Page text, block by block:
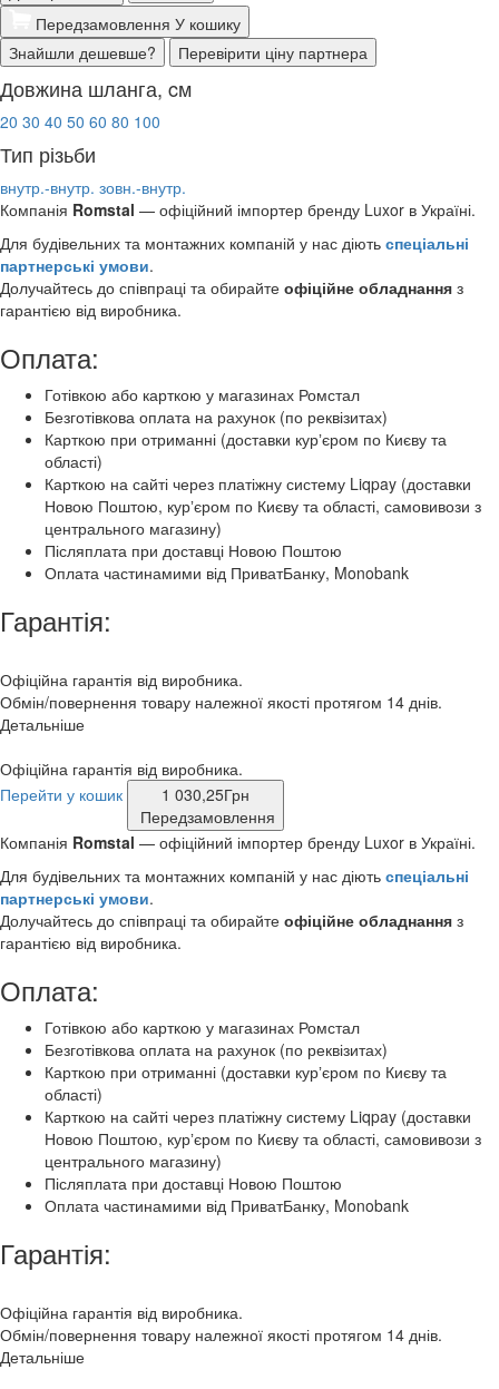
Передзамовлення У кошику
Знайшли дешевше?
Перевірити ціну партнера
Довжина шланга, cм
20 30 40 50 60 80 100
Тип різьби
внутр.-внутр. зовн.-внутр.
Компанія Romstal — офіційний імпортер бренду Luxor в Україні.
Для будівельних та монтажних компаній у нас діють спеціальні
партнерські умови.
Долучайтесь до співпраці та обирайте офіційне обладнання з
гарантією від виробника.
Оплата:
Готівкою або карткою у магазинах Ромстал
Безготівкова оплата на рахунок (по реквізитах)
Карткою при отриманні (доставки курʼєром по Києву та
області)
Карткою на сайті через платіжну систему Liqpay (доставки
Новою Поштою, курʼєром по Києву та області, самовивози з
центрального магазину)
Післяплата при доставці Новою Поштою
Оплата частинамими від ПриватБанку, Monobank
Гарантія:
Офіційна гарантія від виробника.
Обмін/повернення товару належної якості протягом 14 днів.
Детальніше
Офіційна гарантія від виробника.
Перейти у кошик
1 030,25Грн
Передзамовлення
Компанія Romstal — офіційний імпортер бренду Luxor в Україні.
Для будівельних та монтажних компаній у нас діють спеціальні
партнерські умови.
Долучайтесь до співпраці та обирайте офіційне обладнання з
гарантією від виробника.
Оплата:
Готівкою або карткою у магазинах Ромстал
Безготівкова оплата на рахунок (по реквізитах)
Карткою при отриманні (доставки курʼєром по Києву та
області)
Карткою на сайті через платіжну систему Liqpay (доставки
Новою Поштою, курʼєром по Києву та області, самовивози з
центрального магазину)
Післяплата при доставці Новою Поштою
Оплата частинамими від ПриватБанку, Monobank
Гарантія:
Офіційна гарантія від виробника.
Обмін/повернення товару належної якості протягом 14 днів.
Детальніше